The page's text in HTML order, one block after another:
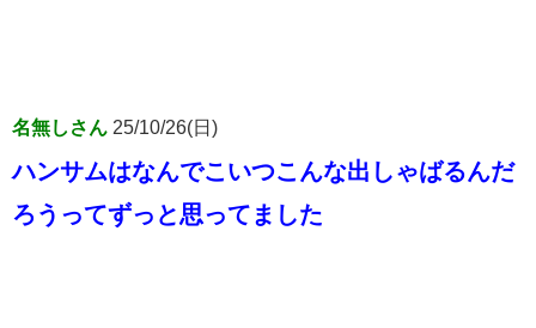
名無しさん 25/10/26(日)
ハンサムはなんでこいつこんな出しゃばるんだ
ろうってずっと思ってました